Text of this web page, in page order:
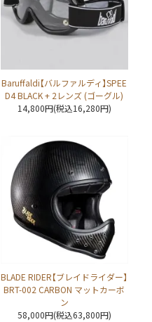
Baruffaldi【バルファルディ】SPEE
D4 BLACK + 2レンズ (ゴーグル)
14,800円(税込16,280円)
BLADE RIDER【ブレイドライダー】
BRT-002 CARBON マットカーボ
ン
58,000円(税込63,800円)